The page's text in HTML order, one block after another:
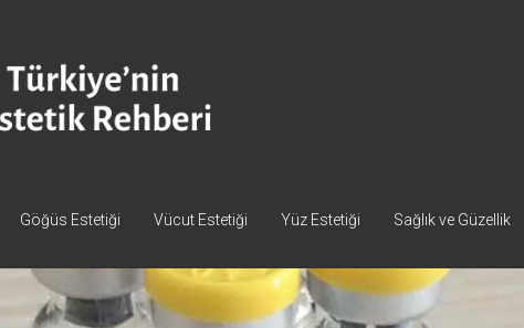
Göğüs Estetiği Vücut Estetiği Yüz Estetiği Sağlık ve Güzellik